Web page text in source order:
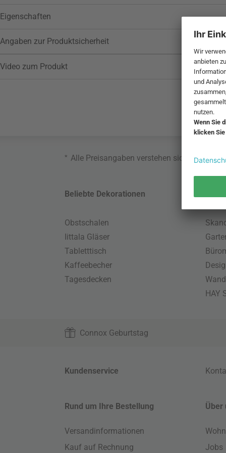
Eigenschaften
Angaben zur Produktsicherheit
Video zum Produkt
* Alle Preisangaben verstehen sich
Beliebte Dekorationen
Obstschalen
Iittala Gläser
Tabletttisch
Kaffeebecher
Tagesdecken
HAY
Connox Geburtstag
Kundenservice
Rund um Ihre Bestellung
Versandinformationen
Kauf auf Rechnung
Über
Jobs